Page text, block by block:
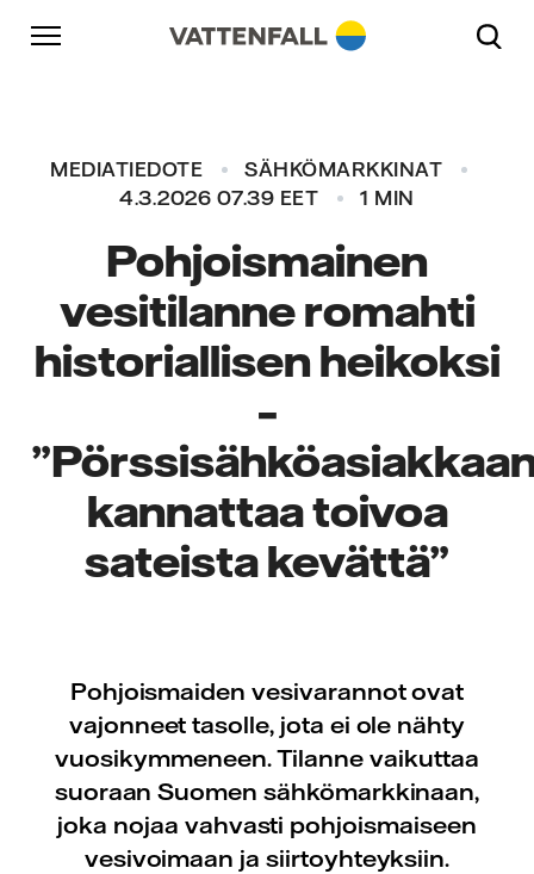
Skip to content
Päänavigaatioon
Siirry alatunnisteeseen
MEDIATIEDOTE
SÄHKÖMARKKINAT
4.3.2026 07.39 EET
1 MIN
Pohjoismainen
vesitilanne romahti
historiallisen heikoksi
–
kannattaa toivoa
sateista kevättä”
Pohjoismaiden vesivarannot ovat
vajonneet tasolle, jota ei ole nähty
vuosikymmeneen. Tilanne vaikuttaa
suoraan Suomen sähkömarkkinaan,
joka nojaa vahvasti pohjoismaiseen
vesivoimaan ja siirtoyhteyksiin.
Päänavigaatioon